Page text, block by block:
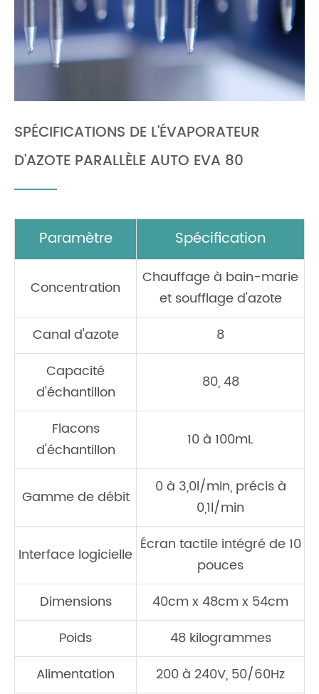
SPÉCIFICATIONS DE L'ÉVAPORATEUR
D'AZOTE PARALLÈLE AUTO EVA 80
Paramètre Spécification
Concentration
Chauffage à bain-marie
et soufflage d'azote
Canal d'azote
8
Capacité
d'échantillon
80, 48
Flacons
d'échantillon
10 à 100mL
Gamme de débit
0 à 3,0l/min, précis à
0,1l/min
Interface logicielle
Écran tactile intégré de 10
pouces
Dimensions
40cm x 48cm x 54cm
Poids
48 kilogrammes
Alimentation
200 à 240V, 50/60Hz